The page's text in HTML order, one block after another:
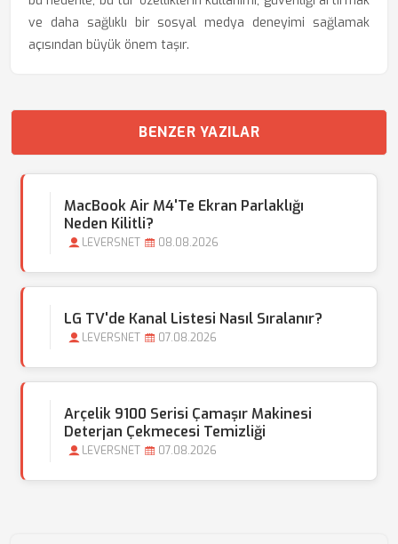
ve daha sağlıklı bir sosyal medya deneyimi sağlamak
açısından büyük önem taşır.
BENZER YAZILAR
MacBook Air M4'te Ekran Parlaklığı
Neden Kilitli?
LEVERSNET 08.08.2026
LG TV'de Kanal Listesi Nasıl Sıralanır?
LEVERSNET 07.08.2026
Arçelik 9100 Serisi Çamaşır Makinesi
Deterjan Çekmecesi Temizliği
LEVERSNET 07.08.2026